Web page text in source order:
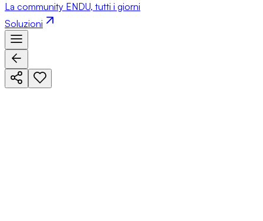
La community ENDU, tutti i giorni
Soluzioni